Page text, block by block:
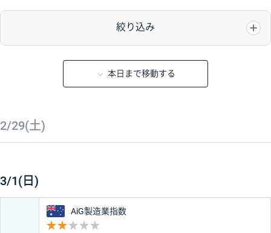
絞り込み
重要度
本日まで移動する
2/29(土)
3/1(日)
オーストラリア
AiG製造業指数